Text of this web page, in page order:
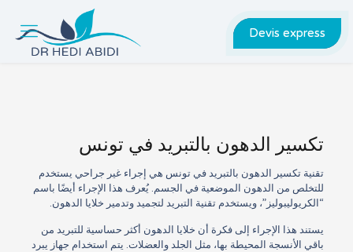
Devis express
تكسير الدهون بالتبريد في تونس
تقنية تكسير الدهون بالتبريد في تونس هي إجراء غير جراحي يستخدم
للتخلص من الدهون الموضعية في الجسم. يُعرف هذا الإجراء أيضًا باسم
“الكريوليبوليز”، ويستخدم تقنية التبريد لتجميد وتدمير خلايا الدهون.
يستند هذا الإجراء إلى فكرة أن خلايا الدهون أكثر حساسية للتبريد من
باقي الأنسجة المحيطة بها، مثل الجلد والعضلات. يتم استخدام جهاز يبرد